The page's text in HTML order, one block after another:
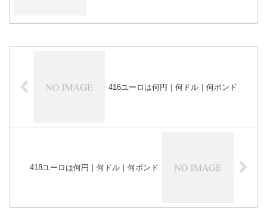
416ユーロは何円｜何ドル｜何ポンド
418ユーロは何円｜何ドル｜何ポンド